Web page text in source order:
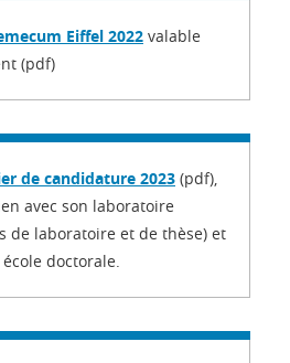
Eiffel 2022 valable
(pdf)
de candidature 2023 (pdf),
avec son laboratoire
de laboratoire et de thèse) et
doctorale.